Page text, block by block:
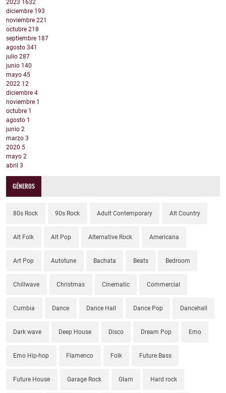
2023 1632
diciembre 193
noviembre 221
octubre 218
septiembre 187
agosto 341
julio 287
junio 140
mayo 45
2022 12
diciembre 4
noviembre 1
octubre 1
agosto 1
junio 2
marzo 3
2020 5
mayo 2
abril 3
GÉNEROS
80s Rock 90s Rock Adult Contemporary Alt Country
Alt Folk Alt Pop Alternative Rock Americana
Art Pop Autotune Bachata Beats Bedroom
Chillwave Christmas Cinematic Commercial
Cumbia Dance Dance Hall Dance Pop Dancehall
Dark wave Deep House Disco Dream Pop Emo
Emo Hip-hop Flamenco Folk Future Bass
Future House Garage Rock Glam Hard rock